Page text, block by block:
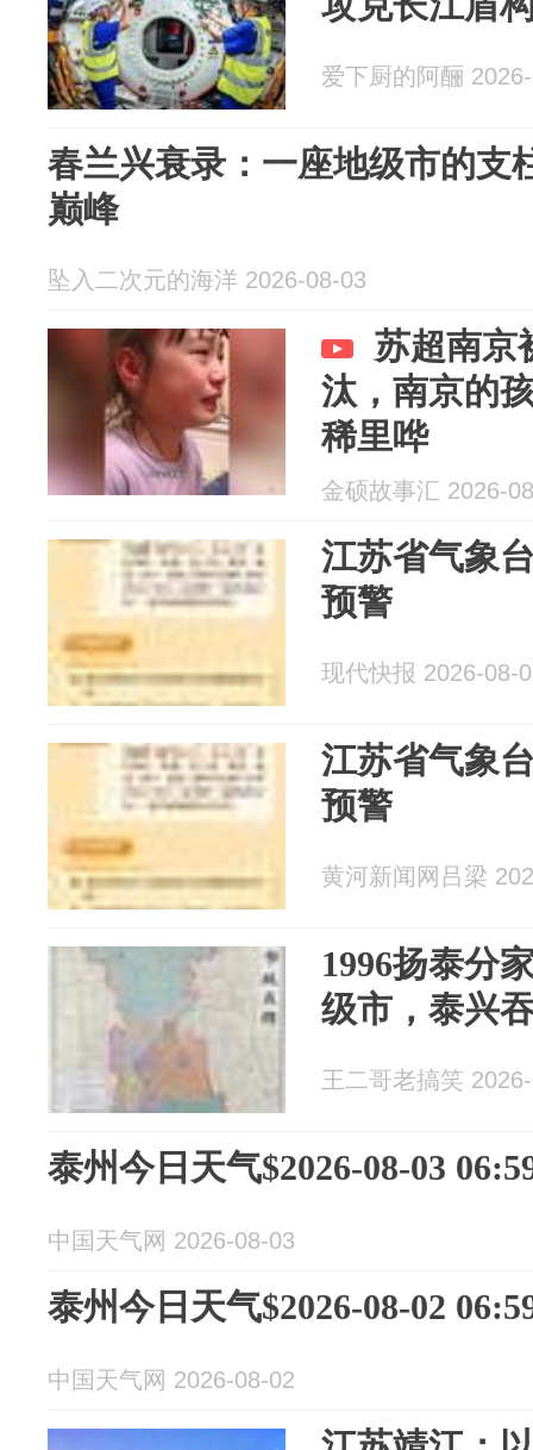
爱下厨的阿酾
春兰兴衰录：一座地级市的支
巅峰
坠入二次元的海洋 2026-08-03
苏超南京
汰，南京的
稀里哗
金硕故事汇 2026-
江苏省气象
预警
现代快报 2026-08-
江苏省气象
预警
黄河新闻网吕梁
1996扬泰分
级市，泰兴
王二哥老搞笑
泰州今日天气$2026-08-03
中国天气网 2026-08-03
泰州今日天气$2026-08-02
中国天气网 2026-08-02